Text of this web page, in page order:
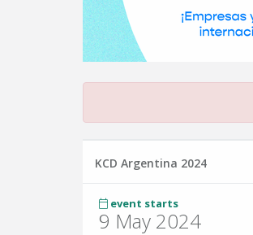
KCD Argentina 2024
event starts
9 May 2024